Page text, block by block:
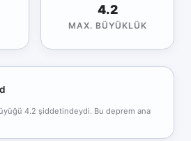
4.2
MAX. BÜYÜKLÜK
4.2 şiddetindeydi. Bu deprem ana